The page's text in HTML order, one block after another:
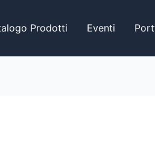
Prodotti Eventi